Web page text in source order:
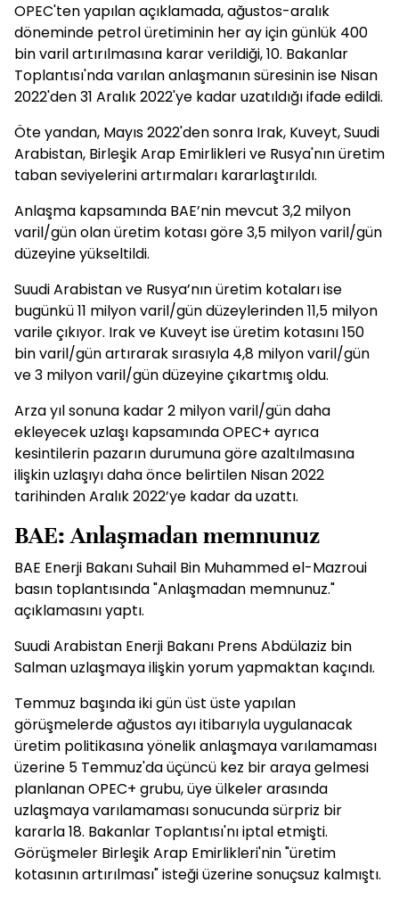
OPEC'ten yapılan açıklamada, ağustos-aralık
döneminde petrol üretiminin her ay için günlük 400
bin varil artırılmasına karar verildiği, 10. Bakanlar
Toplantısı'nda varılan anlaşmanın süresinin ise Nisan
2022'den 31 Aralık 2022'ye kadar uzatıldığı ifade edildi.
Öte yandan, Mayıs 2022'den sonra Irak, Kuveyt, Suudi
Arabistan, Birleşik Arap Emirlikleri ve Rusya'nın üretim
taban seviyelerini artırmaları kararlaştırıldı.
Anlaşma kapsamında BAE’nin mevcut 3,2 milyon
varil/gün olan üretim kotası göre 3,5 milyon varil/gün
düzeyine yükseltildi.
Suudi Arabistan ve Rusya’nın üretim kotaları ise
bugünkü 11 milyon varil/gün düzeylerinden 11,5 milyon
varile çıkıyor. Irak ve Kuveyt ise üretim kotasını 150
bin varil/gün artırarak sırasıyla 4,8 milyon varil/gün
ve 3 milyon varil/gün düzeyine çıkartmış oldu.
Arza yıl sonuna kadar 2 milyon varil/gün daha
ekleyecek uzlaşı kapsamında OPEC+ ayrıca
kesintilerin pazarın durumuna göre azaltılmasına
ilişkin uzlaşıyı daha önce belirtilen Nisan 2022
tarihinden Aralık 2022’ye kadar da uzattı.
BAE: Anlaşmadan memnunuz
BAE Enerji Bakanı Suhail Bin Muhammed el-Mazroui
basın toplantısında "Anlaşmadan memnunuz."
açıklamasını yaptı.
Suudi Arabistan Enerji Bakanı Prens Abdülaziz bin
Salman uzlaşmaya ilişkin yorum yapmaktan kaçındı.
Temmuz başında iki gün üst üste yapılan
görüşmelerde ağustos ayı itibarıyla uygulanacak
üretim politikasına yönelik anlaşmaya varılamaması
üzerine 5 Temmuz'da üçüncü kez bir araya gelmesi
planlanan OPEC+ grubu, üye ülkeler arasında
uzlaşmaya varılamaması sonucunda sürpriz bir
kararla 18. Bakanlar Toplantısı'nı iptal etmişti.
Görüşmeler Birleşik Arap Emirlikleri'nin "üretim
kotasının artırılması" isteği üzerine sonuçsuz kalmıştı.